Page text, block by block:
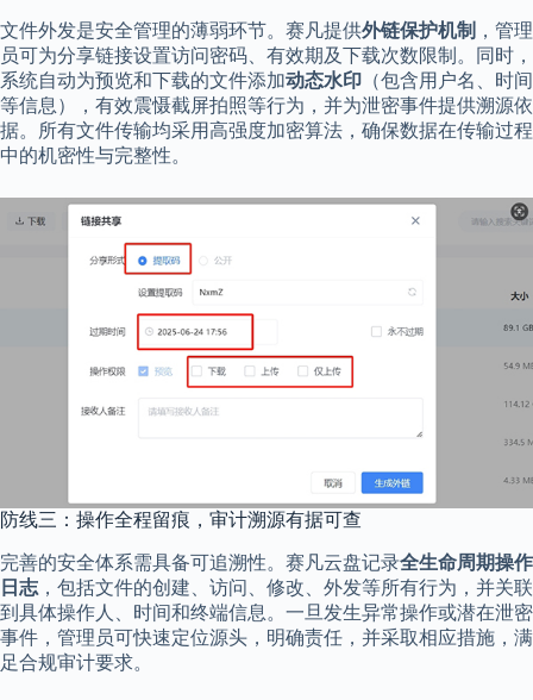
文件外发是安全管理的薄弱环节。赛凡提供外链保护机制 ，管理
员可为分享链接设置访问密码、有效期及下载次数限制。同时，
系统自动为预览和下载的文件添加动态水印 （包含用户名、时间
等信息），有效震慑截屏拍照等行为，并为泄密事件提供溯源依
据。所有文件传输均采用高强度加密算法，确保数据在传输过程
中的机密性与完整性。
防线三：操作全程留痕，审计溯源有据可查
完善的安全体系需具备可追溯性。赛凡云盘记录全生命周期操作
日志 ，包括文件的创建、访问、修改、外发等所有行为，并关联
到具体操作人、时间和终端信息。一旦发生异常操作或潜在泄密
事件，管理员可快速定位源头，明确责任，并采取相应措施，满
足合规审计要求。